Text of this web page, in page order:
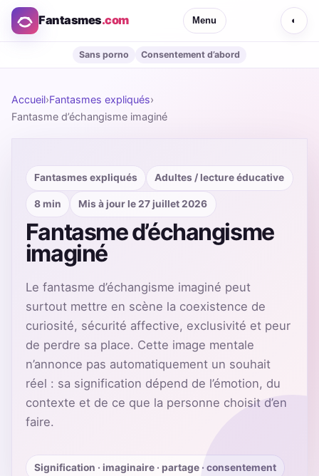
Fantasmes.com Menu ◐
Sans porno Consentement d’abord
Accueil›Fantasmes expliqués›
Fantasme d’échangisme imaginé
Fantasmes expliqués Adultes / lecture éducative
8 min Mis à jour le 27 juillet 2026
Fantasme d’échangisme
imaginé
Le fantasme d’échangisme imaginé peut
surtout mettre en scène la coexistence de
curiosité, sécurité affective, exclusivité et peur
de perdre sa place. Cette image mentale
n’annonce pas automatiquement un souhait
réel : sa signification dépend de l’émotion, du
contexte et de ce que la personne choisit d’en
faire.
Signification · imaginaire · partage · consentement